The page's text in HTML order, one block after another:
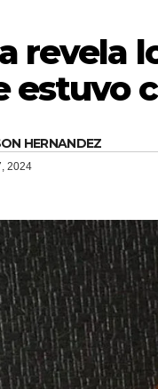
revela
estuvo
HERNANDEZ
2024